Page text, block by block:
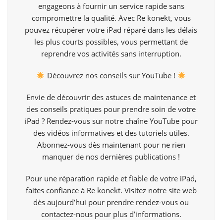
engageons à fournir un service rapide sans
compromettre la qualité. Avec Re konekt, vous
pouvez récupérer votre iPad réparé dans les délais
les plus courts possibles, vous permettant de
reprendre vos activités sans interruption.
Découvrez nos conseils sur YouTube!
Envie de découvrir des astuces de maintenance et
des conseils pratiques pour prendre soin de votre
iPad ? Rendez-vous sur notre chaîne YouTube pour
des vidéos informatives et des tutoriels utiles.
Abonnez-vous dès maintenant pour ne rien
manquer de nos dernières publications !
Pour une réparation rapide et fiable de votre iPad,
faites confiance à Re konekt. Visitez notre site web
dès aujourd’hui pour prendre rendez-vous ou
contactez-nous pour plus d’informations.